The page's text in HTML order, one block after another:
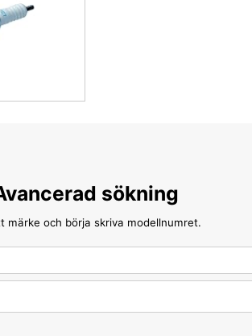
sökning
märke och börja skriva modellnumret.